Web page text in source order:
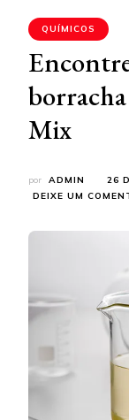
QUÍMICOS
Mix
por ADMIN
26
DEIXE UM